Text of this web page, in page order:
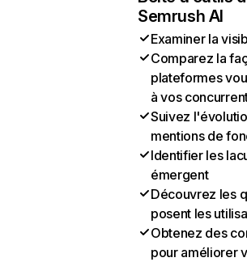
Semrush AI
Examiner la
Comparez la
plateformes
à vos
Suivez
mentions de
Identifier les
émergent
Découvrez les
posent les
Obtenez des
pour améliorer